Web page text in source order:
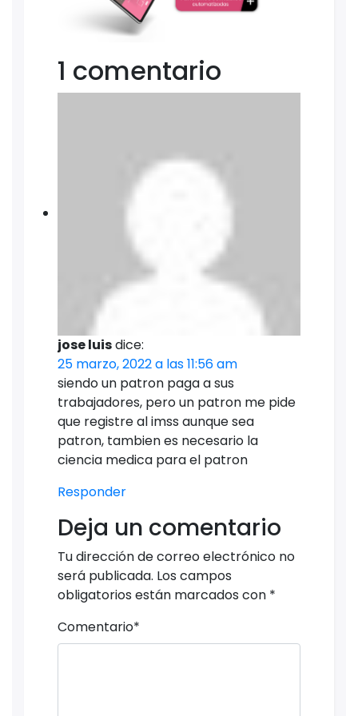
1 comentario
jose luisdice:
25 marzo, 2022 a las 11:56 am
siendo un patron paga a sus
trabajadores, pero un patron me pide
que registre al imss aunque sea
patron, tambien es necesario la
ciencia medica para el patron
Responder
Deja un comentario
Tu dirección de correo electrónico no
será publicada. Los campos
obligatorios están marcados con *
Comentario*